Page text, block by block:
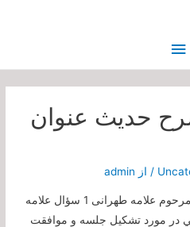
فهرست
اصلی
حدیث عنوان
/ از admin
کیفیت بنیانگذاری مکتب عرفانی مرحوم علامه طهرانی 1 سؤال علامه
در مورد تشكيل جلسه و موافقت